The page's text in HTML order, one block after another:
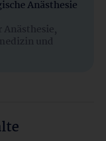
Anästhesie
und